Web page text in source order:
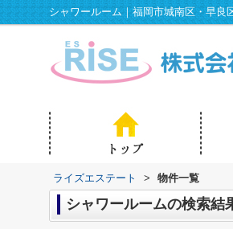
シャワールーム｜福岡市城南区・早良
ライズエステート > 物件一覧
シャワールームの検索結